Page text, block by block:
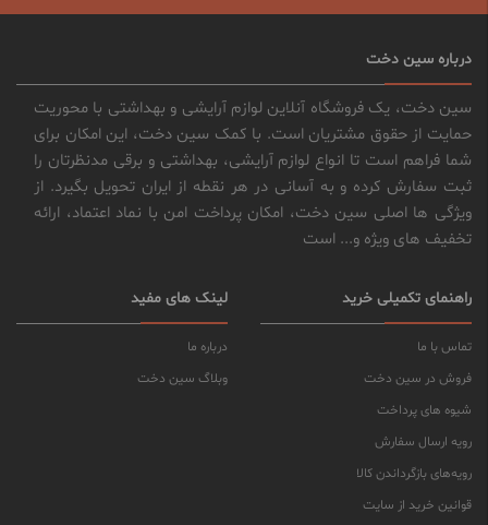
درباره سین دخت
سین دخت، یک فروشگاه آنلاین لوازم آرایشی و بهداشتی با محوریت
حمایت از حقوق مشتریان است. با کمک سین دخت، این امکان برای
شما فراهم است تا انواع لوازم آرایشی، بهداشتی و برقی مدنظرتان را
ثبت سفارش کرده و به آسانی در هر نقطه از ایران تحویل بگیرد. از
ویژگی ها اصلی سین دخت، امکان پرداخت امن با نماد اعتماد، ارائه
تخفیف های ویژه و... است
راهنمای تکمیلی خرید
تماس با ما
فروش در سین دخت
شیوه های پرداخت
رویه ارسال سفارش
رویه‌های بازگرداندن کالا
قوانین خرید از سایت
لینک های مفید
درباره ما
وبلاگ سین دخت